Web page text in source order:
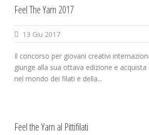
Feel The Yarn 2017
13 Giu 2017
Il concorso per giovani creativi
giunge alla sua ottava edizione e
nel mondo dei filati e della...
Feel the Yarn al Pittifilati